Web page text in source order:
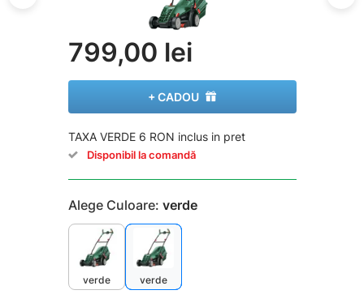
799,00 lei
+ CADOU
TAXA VERDE 6 RON inclus in pret
Disponibil la comandă
Alege Culoare: verde
verde verde